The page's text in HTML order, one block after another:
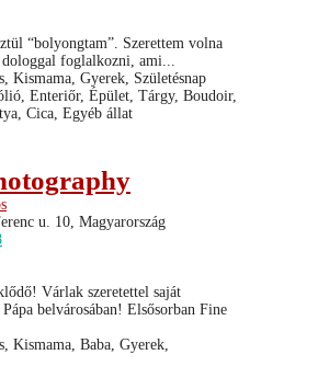
“bolyongtam”. Szerettem volna
foglalkozni, ami...
Kismama, Gyerek, Születésnap
Enteriőr, Épület, Tárgy, Boudoir,
Cica, Egyéb állat
u. 10, Magyarország
Várlak szeretettel saját
belvárosában! Elsősorban Fine
Kismama, Baba, Gyerek,